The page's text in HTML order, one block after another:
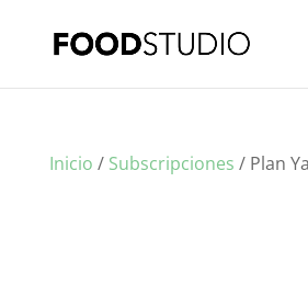
Inicio / Subscripciones / Plan